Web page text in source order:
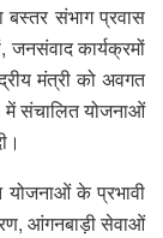
बस्तर संभाग प्रवास
जनसंवाद कार्यक्रमों
मंत्री को अवगत
संचालित योजनाओं
योजनाओं के प्रभावी
आंगनबाड़ी सेवाओं